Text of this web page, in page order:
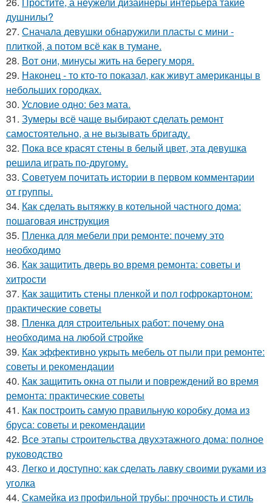
душнилы?
27. Сначала девушки обнаружили пласты с мини -
плиткой, а потом всё как в тумане.
28. Вот они, минусы жить на берегу моря.
29. Наконец - то кто-то показал, как живут американцы в
небольших городках.
30. Условие одно: без мата.
31. Зумеры всё чаще выбирают сделать ремонт
самостоятельно, а не вызывать бригаду.
32. Пока все красят стены в белый цвет, эта девушка
решила играть по-другому.
33. Советуем почитать истории в первом комментарии
от группы.
34. Как сделать вытяжку в котельной частного дома:
пошаговая инструкция
35. Пленка для мебели при ремонте: почему это
необходимо
36. Как защитить дверь во время ремонта: советы и
хитрости
37. Как защитить стены пленкой и пол гофрокартоном:
практические советы
38. Пленка для строительных работ: почему она
необходима на любой стройке
39. Как эффективно укрыть мебель от пыли при ремонте:
советы и рекомендации
40. Как защитить окна от пыли и повреждений во время
ремонта: практические советы
41. Как построить самую правильную коробку дома из
бруса: советы и рекомендации
42. Все этапы строительства двухэтажного дома: полное
руководство
43. Легко и доступно: как сделать лавку своими руками из
уголка
44. Скамейка из профильной трубы: прочность и стиль